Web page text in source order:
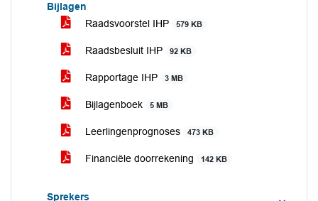
Bijlagen
Raadsvoorstel IHP
579 KB
Raadsbesluit IHP 92 KB
Rapportage IHP 3 MB
Bijlagenboek 5 MB
Leerlingenprognoses 473 KB
Financiële doorrekening 142 KB
Sprekers